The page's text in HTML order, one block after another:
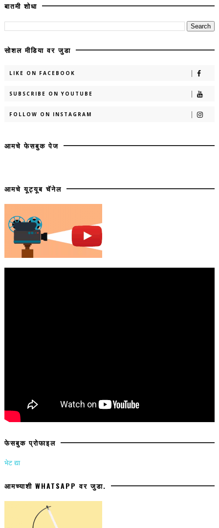
बातमी शोधा
सोशल मीडिया वर जुडा
LIKE ON FACEBOOK
SUBSCRIBE ON YOUTUBE
FOLLOW ON INSTAGRAM
आमचे फेसबुक पेज
आमचे यूट्यूब चॅनेल
फेसबुक प्रोफाइल
भेट द्या
आमच्याशी WHATSAPP वर जुडा.